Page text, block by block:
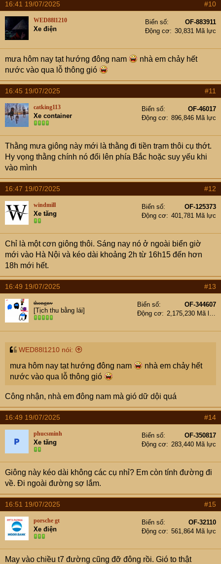
c
t
o
n
s
16:41 19/07/2025 #10
WED88l1210
Xe điện
Biển số
OF-883911
Động cơ
30,831 Mã lực
mưa hôm nay tạt hướng đông nam
nhà em chảy hết
nước vào qua lỗ thông gió
16:45 19/07/2025 #11
catking113
Xe container
Biển số
OF-46017
Động cơ
896,846 Mã lực
Thằng mưa giông này mới là thằng đi tiền trạm thôi cụ thớt.
Hy vọng thằng chính nó đổi lên phía Bắc hoặc suy yếu khi
vào mình
16:47 19/07/2025 #12
windmill
Xe tăng
Biển số
OF-125373
Động cơ
401,781 Mã lực
Chỉ là một cơn giông thôi. Sáng nay nó ở ngoài biển giờ
mới vào Hà Nội và kéo dài khoảng 2h từ 16h15 đến hơn
18h mới hết.
16:49 19/07/2025 #13
thongnv
[Tịch thu bằng lái]
Biển số
OF-344607
Động cơ
WED88l1210 nói:
mưa hôm nay tạt hướng đông nam
nhà em chảy hết
nước vào qua lỗ thông gió
Công nhận, nhà em đông nam mà gió dữ dội quá
16:49 19/07/2025 #14
phucsminh
Xe tăng
Biển số
OF-350817
Động cơ
283,440 Mã lực
Giông này kéo dài không các cụ nhỉ? Em còn tính đường đi
về. Đi ngoài đường sợ lắm.
16:51 19/07/2025 #15
porsche gt
Xe điện
Biển số
OF-32110
Động cơ
561,864 Mã lực
May vào chiều t7 đường cũng đỡ đông rồi. Gió to thật